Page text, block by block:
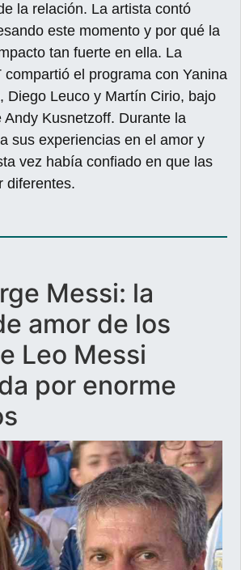
la relación. La artista contó
este momento y por qué la
tan fuerte en ella. La
compartió el programa con Yanina
Diego Leuco y Martín Cirio, bajo
Andy Kusnetzoff. Durante la
sus experiencias en el amor y
vez había confiado en que las
diferentes.
Messi: la
amor de los
Leo Messi
por enorme